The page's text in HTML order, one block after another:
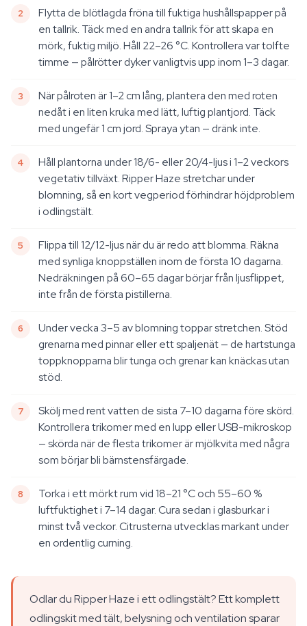
Flytta de blötlagda fröna till fuktiga hushållspapper på
en tallrik. Täck med en andra tallrik för att skapa en
mörk, fuktig miljö. Håll 22–26 °C. Kontrollera var tolfte
timme — pålrötter dyker vanligtvis upp inom 1–3 dagar.
När pålroten är 1–2 cm lång, plantera den med roten
nedåt i en liten kruka med lätt, luftig plantjord. Täck
med ungefär 1 cm jord. Spraya ytan — dränk inte.
Håll plantorna under 18/6- eller 20/4-ljus i 1–2 veckors
vegetativ tillväxt. Ripper Haze stretchar under
blomning, så en kort vegperiod förhindrar höjdproblem
i odlingstält.
Flippa till 12/12-ljus när du är redo att blomma. Räkna
med synliga knoppställen inom de första 10 dagarna.
Nedräkningen på 60–65 dagar börjar från ljusflippet,
inte från de första pistillerna.
Under vecka 3–5 av blomning toppar stretchen. Stöd
grenarna med pinnar eller ett spaljenät — de hartstunga
toppknopparna blir tunga och grenar kan knäckas utan
stöd.
Skölj med rent vatten de sista 7–10 dagarna före skörd.
Kontrollera trikomer med en lupp eller USB-mikroskop
— skörda när de flesta trikomer är mjölkvita med några
som börjar bli bärnstensfärgade.
Torka i ett mörkt rum vid 18–21 °C och 55–60 %
luftfuktighet i 7–14 dagar. Cura sedan i glasburkar i
minst två veckor. Citrusterna utvecklas markant under
en ordentlig curning.
Odlar du Ripper Haze i ett odlingstält? Ett komplett
odlingskit med tält, belysning och ventilation sparar